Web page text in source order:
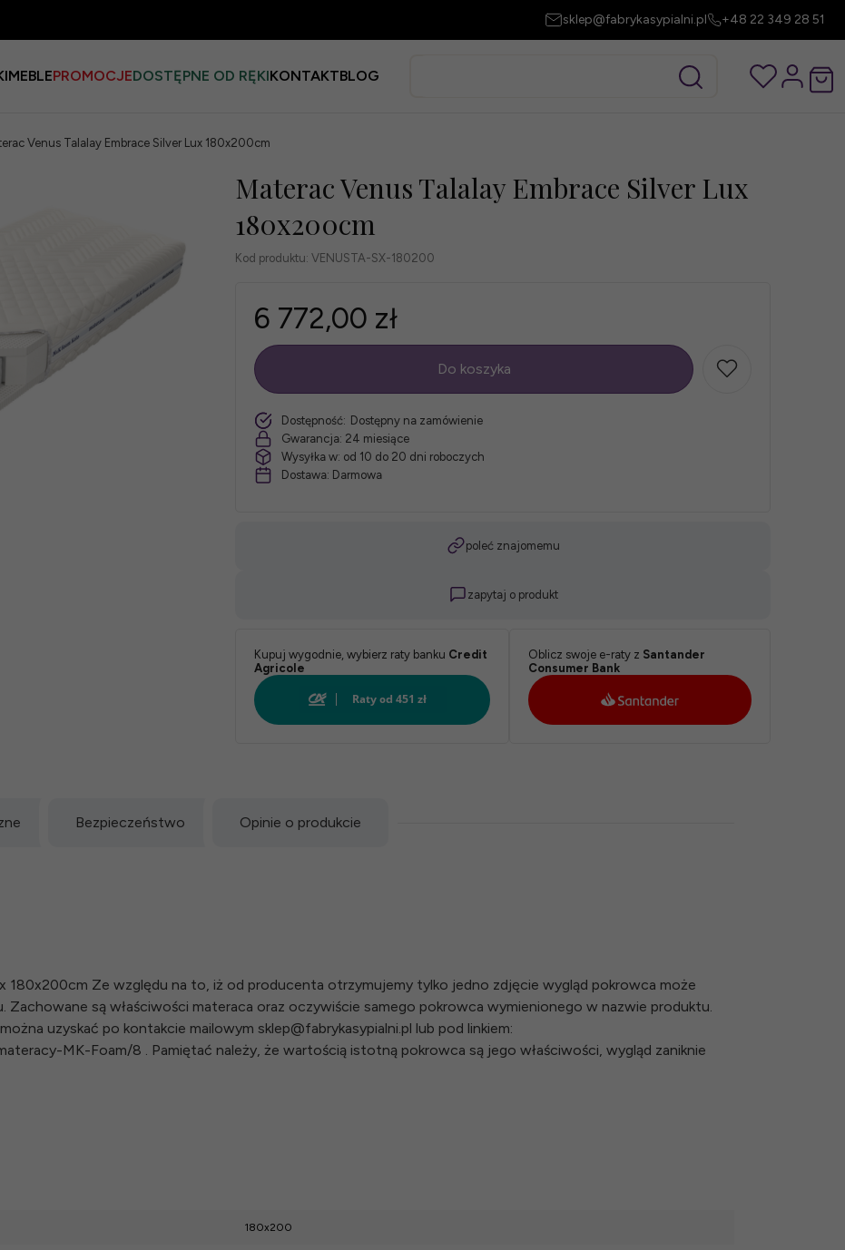
sklep@fabrykasypialni.pl +48 22 349 28 51
MEBLEPROMOCJEDOSTĘPNE OD RĘKIKONTAKTBLOG
Venus Talalay Embrace Silver Lux 180x200cm
Materac Venus Talalay Embrace Silver Lux
180x200cm
Kod produktu: VENUSTA-SX-180200
6 772,00 zł
szt.
Do koszyka
Dostępność: Dostępny na zamówienie
Gwarancja: 24 miesiące
Wysyłka w: od 10 do 20 dni roboczych
Dostawa: Darmowa
poleć znajomemu
zapytaj o produkt
Kupuj wygodnie, wybierz raty banku Credit
Agricole
Oblicz swoje e-raty z Santander
Consumer Bank
Bezpieczeństwo Opinie o produkcie
180x200cm Ze względu na to, iż od producenta otrzymujemy tylko jedno zdjęcie wygląd pokrowca może
są właściwości materaca oraz oczywiście samego pokrowca wymienionego w nazwie produktu.
uzyskać po kontakcie mailowym sklep@fabrykasypialni.pl lub pod linkiem:
MK-Foam/8 . Pamiętać należy, że wartością istotną pokrowca są jego właściwości, wygląd zaniknie
180x200